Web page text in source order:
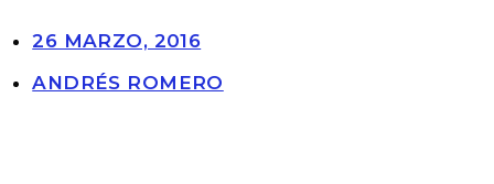
26 MARZO, 2016
ANDRÉS ROMERO